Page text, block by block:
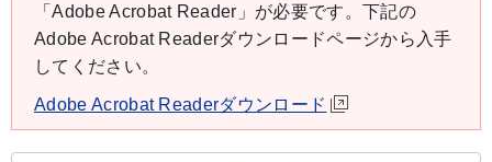
「Adobe Acrobat Reader」が必要です。下記の
Adobe Acrobat Readerダウンロードページから入手
してください。
Adobe Acrobat Readerダウンロード